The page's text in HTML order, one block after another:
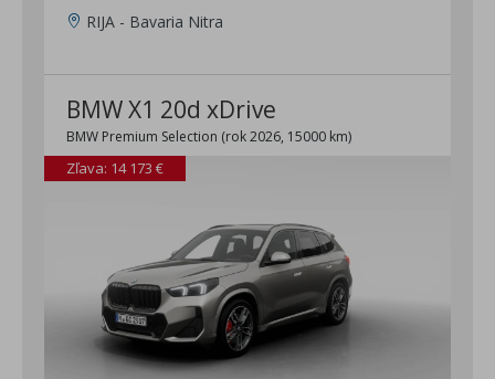
RIJA - Bavaria Nitra
BMW X1 20d xDrive
BMW Premium Selection (rok 2026, 15000 km)
Zľava: 14 173 €